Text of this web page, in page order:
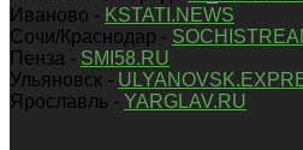
Иваново - KSTATI.NEWS
Сочи/Краснодар -
Пенза - SMI58.RU
Ульяновск -
Ярославль - YARGLAV.RU